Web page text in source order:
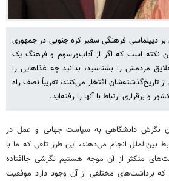
دیپلماسی فرهنگی سفیر کره جنوبی در جمهوری
نکته است که اگر از آداب‌ورسوم و فرهنگ یک
مردمش را بشناسید، بدانید چه غذاهایی را
افتخار می‌کنند، تقریباً نصف راه
و برقراری ارتباط با آنها را رفته‌اید.
نگرش دانشگاهی به سیاست جهانی و عمل در
بین‌الملل انجام می‌دهند، این طرز تلقی که ما با
متکثر از آن موجه هستیم نگرشی جاافتاده
برداشت‌های مختلفی از آن وجود دارد موفقیت